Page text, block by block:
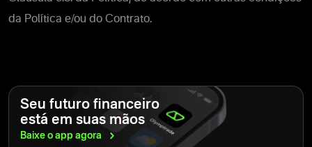
da Política e/ou do Contrato.
Seu futuro financeiro
está em suas mãos
Baixe o app agora